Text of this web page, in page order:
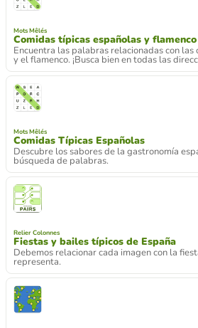
Mots Mêlés
Comidas típicas españolas y flamenco
Encuentra las palabras relacionadas con las
y el flamenco. ¡Busca bien en todas las
Mots Mêlés
Comidas Típicas Españolas
Descubre los sabores de la gastronomía
búsqueda de palabras.
Relier Colonnes
Fiestas y bailes típicos de España
Debemos relacionar cada imagen con la
representa.